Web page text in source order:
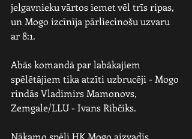
jelgavnieku vārtos iemet vēl trīs ripas,
un Mogo izcīnīja pārliecinošu uzvaru
ar 8:1.
Abās komandā par labākajiem
spēlētājiem tika atzīti uzbrucēji - Mogo
rindās Vladimirs Mamonovs,
Zemgale/LLU - Ivans Ribčiks.
Nākamo spēli HK Mogo aizvadīs